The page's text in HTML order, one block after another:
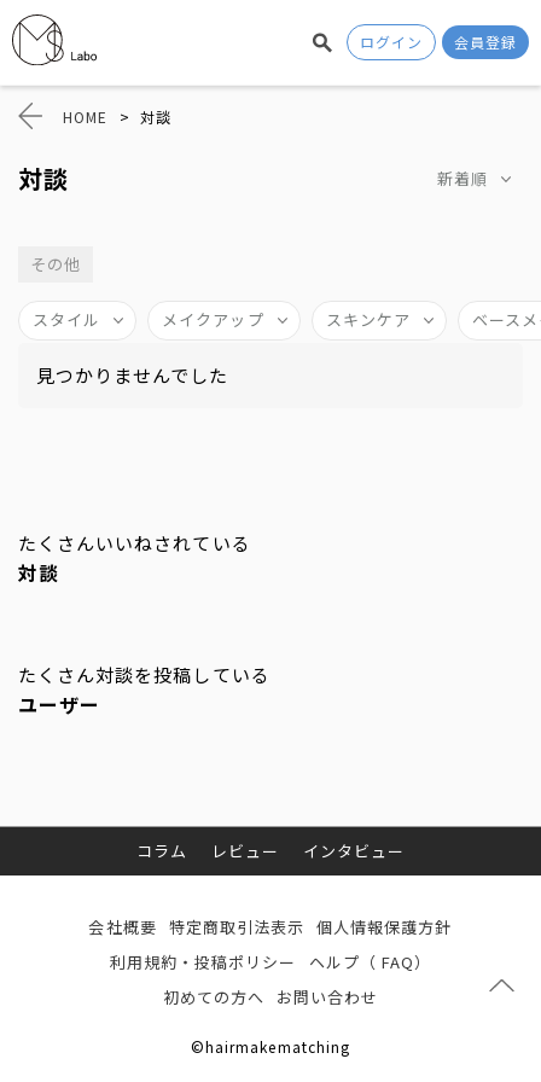
ログイン 会員登録
HOME > 対談
対談 新着順
その他
スタイル メイクアップ スキンケア ベース
見つかりませんでした
たくさんいいねされている
対談
たくさん対談を投稿している
ユーザー
コラム レビュー インタビュー
会社概要 特定商取引法表示 個人情報保護方針
利用規約・投稿ポリシー
ヘルプ（ FAQ）
初めての方へ
お問い合わせ
©hairmakematching